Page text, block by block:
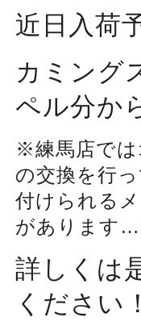
近日入荷
カミング
ペル分か
※練馬店では
の交換を行
付けられる
があります
詳しくは
ください